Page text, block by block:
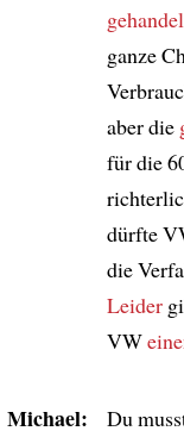
ganze
aber die
für die
dürfte
die
Leider
VW
Michael: Du